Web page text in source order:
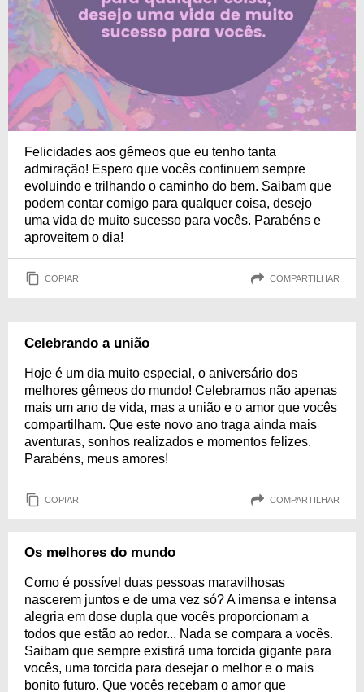
Felicidades aos gêmeos que eu tenho tanta
admiração! Espero que vocês continuem sempre
evoluindo e trilhando o caminho do bem. Saibam que
podem contar comigo para qualquer coisa, desejo
uma vida de muito sucesso para vocês. Parabéns e
aproveitem o dia!
COPIAR COMPARTILHAR
Celebrando a união
Hoje é um dia muito especial, o aniversário dos
melhores gêmeos do mundo! Celebramos não apenas
mais um ano de vida, mas a união e o amor que vocês
compartilham. Que este novo ano traga ainda mais
aventuras, sonhos realizados e momentos felizes.
Parabéns, meus amores!
COPIAR COMPARTILHAR
Os melhores do mundo
Como é possível duas pessoas maravilhosas
nascerem juntos e de uma vez só? A imensa e intensa
alegria em dose dupla que vocês proporcionam a
todos que estão ao redor... Nada se compara a vocês.
Saibam que sempre existirá uma torcida gigante para
vocês, uma torcida para desejar o melhor e o mais
bonito futuro. Que vocês recebam o amor que